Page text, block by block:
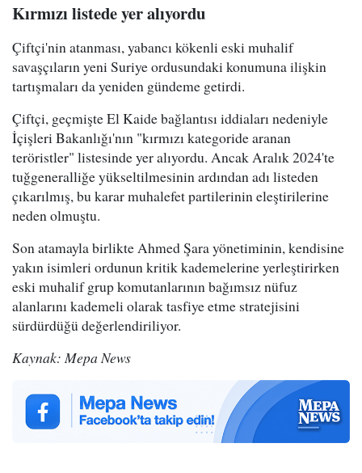
Kırmızı listede yer alıyordu
Çiftçi'nin atanması, yabancı kökenli eski muhalif
savaşçıların yeni Suriye ordusundaki konumuna ilişkin
tartışmaları da yeniden gündeme getirdi.
Çiftçi, geçmişte El Kaide bağlantısı iddiaları nedeniyle
İçişleri Bakanlığı'nın "kırmızı kategoride aranan
teröristler" listesinde yer alıyordu. Ancak Aralık 2024'te
tuğgeneralliğe yükseltilmesinin ardından adı listeden
çıkarılmış, bu karar muhalefet partilerinin eleştirilerine
neden olmuştu.
Son atamayla birlikte Ahmed Şara yönetiminin, kendisine
yakın isimleri ordunun kritik kademelerine yerleştirirken
eski muhalif grup komutanlarının bağımsız nüfuz
alanlarını kademeli olarak tasfiye etme stratejisini
sürdürdüğü değerlendiriliyor.
Kaynak: Mepa News